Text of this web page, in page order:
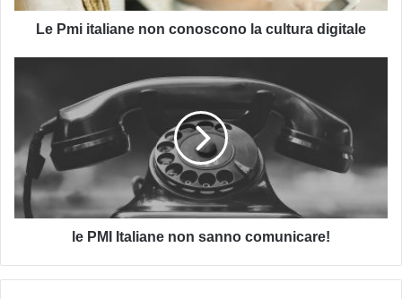
digitale
Le Pmi italiane non conoscono la cultura digitale
Italiane
non
sanno
comunicare!
le PMI Italiane non sanno comunicare!